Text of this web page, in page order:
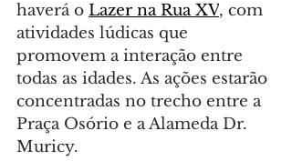
haverá o Lazer na Rua XV, com
atividades lúdicas que
promovem a interação entre
todas as idades. As ações estarão
concentradas no trecho entre a
Praça Osório e a Alameda Dr.
Muricy.